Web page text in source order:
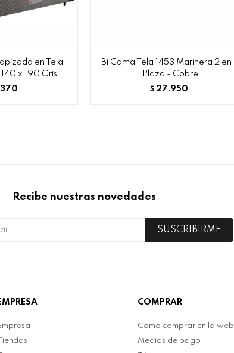
en Tela
x 190 Gris
Bi Cama Tela 1453 Marinera 2 en 1
1Plaza - Cobre
$ 27.950
COMPRAR
Como comprar en la web
Medios de pago
Recibe nuestras novedades
SUSCRIBIRME